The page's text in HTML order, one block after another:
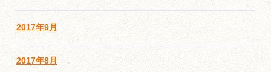
2017年9月
2017年8月